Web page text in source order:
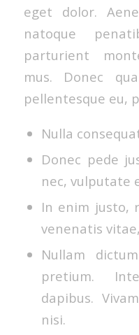
eget dolor.
natoque
parturient
mus. Donec
pellentesque eu,
Nulla
Donec pede
nec, vulputate
In enim justo,
venenatis
Nullam
pretium.
dapibus.
nisi.